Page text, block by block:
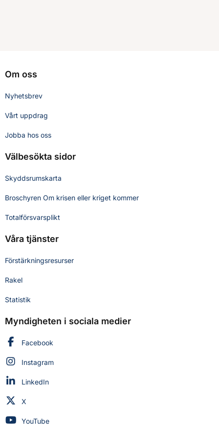
Om oss
Nyhetsbrev
Vårt uppdrag
Jobba hos oss
Välbesökta sidor
Skyddsrumskarta
Broschyren Om krisen eller kriget kommer
Totalförsvarsplikt
Våra tjänster
Förstärkningsresurser
Rakel
Statistik
Myndigheten i sociala medier
Myndigheten för civilt försvar på
Facebook
Myndigheten för civilt försvar på
Instagram
Myndigheten för civilt försvar på
LinkedIn
Myndigheten för civilt försvar på
X
Myndigheten för civilt försvar på
YouTube